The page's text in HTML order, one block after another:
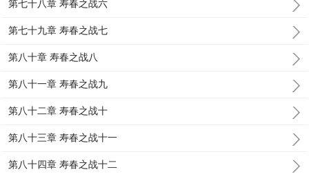
第七十八章 寿春之战六
第七十九章 寿春之战七
第八十章 寿春之战八
第八十一章 寿春之战九
第八十二章 寿春之战十
第八十三章 寿春之战十一
第八十四章 寿春之战十二